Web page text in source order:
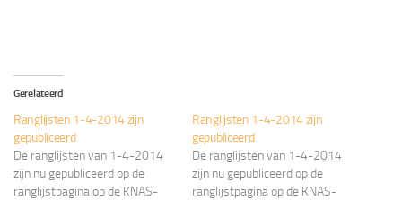
Gerelateerd
Ranglijsten 1-4-2014 zijn
gepubliceerd
De ranglijsten van 1-4-2014
zijn nu gepubliceerd op de
ranglijstpagina op de KNAS-
Ranglijsten 1-4-2014 zijn
gepubliceerd
De ranglijsten van 1-4-2014
zijn nu gepubliceerd op de
ranglijstpagina op de KNAS-